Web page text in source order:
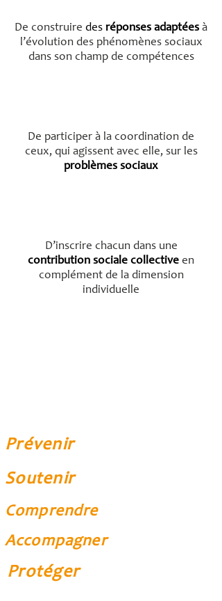
De construire des réponses adaptées à
l’évolution des phénomènes sociaux
dans son champ de compétences
De participer à la coordination de
ceux, qui agissent avec elle, sur les
problèmes sociaux
D’inscrire chacun dans une
contribution sociale collective en
complément de la dimension
individuelle
Prévenir
Soutenir
Comprendre
Accompagner
Protéger